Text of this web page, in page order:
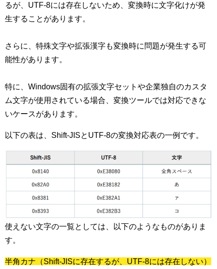
るが、UTF-8には存在しないため、変換時に文字化けが発
生することがあります。
さらに、特殊文字や拡張漢字も変換時に問題が発生する可
能性があります。
特に、Windows固有の拡張文字セットや企業独自のカスタ
ム文字が使用されている場合、変換ツールでは対応できな
いケースがあります。
以下の表は、Shift-JISとUTF-8の変換対応表の一例です。
使えない文字の一覧としては、以下のようなものがありま
す。
半角カナ（Shift-JISに存在するが、UTF-8には存在しない）